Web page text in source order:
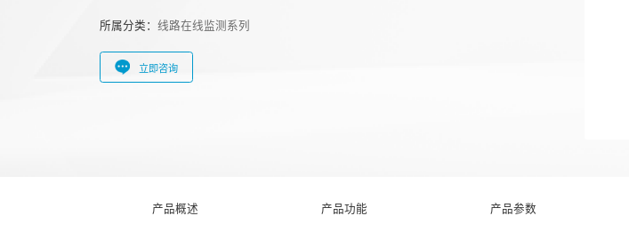
所属分类： 线路在线监测系列
立即咨询
产品概述 产品功能 产品参数